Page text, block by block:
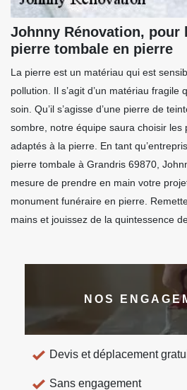
Johnny Rénovation, pour
pierre tombale en pierre
La pierre est un matériau qui est
pollution. Il s’agit d’un matériau fragile
soin. Qu’il s’agisse d’une pierre de
sombre, notre équipe saura choisir les
adaptés à la pierre. En tant
pierre tombale à Grandris 69870,
mesure de prendre en main votre
monument funéraire en pierre.
mains et jouissez de la quintessence
NOS
Devis et déplacement
Sans engagement